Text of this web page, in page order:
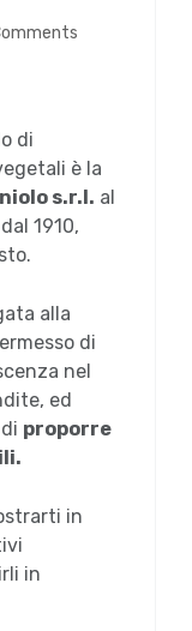
di
è la
s.r.l. al
1910,
alla
di
nel
ed
proporre
in
in